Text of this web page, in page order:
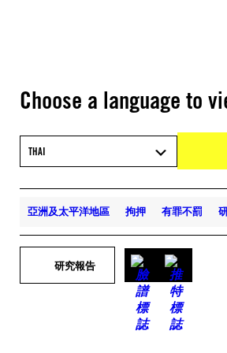
Choose a language to
THAI
亞洲及太平洋地區 拘押 有罪不罰
研究報告